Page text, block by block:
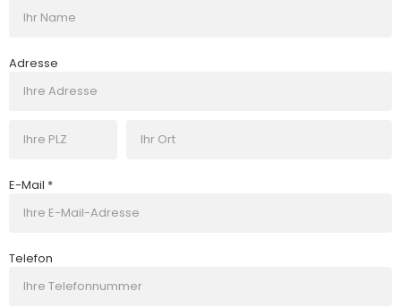
Adresse
E-Mail *
Telefon